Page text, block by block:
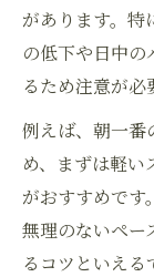
があります。特
の低下や日中の
るため注意が必
例えば、朝一番
め、まずは軽い
がおすすめです
無理のないペー
るコツといえる